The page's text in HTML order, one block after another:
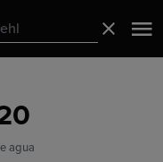
agua